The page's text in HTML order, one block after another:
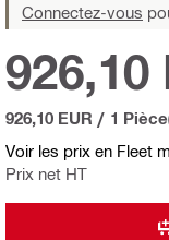
Connectez-vous
Voir les prix en Fleet
Prix net HT
926,10
926,10 EUR / 1